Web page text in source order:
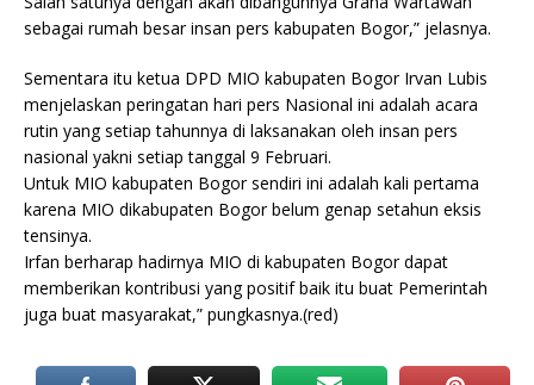
sebagai rumah besar insan pers kabupaten Bogor,” jelasnya.
Sementara itu ketua DPD MIO kabupaten Bogor Irvan Lubis
menjelaskan peringatan hari pers Nasional ini adalah acara
rutin yang setiap tahunnya di laksanakan oleh insan pers
nasional yakni setiap tanggal 9 Februari.
Untuk MIO kabupaten Bogor sendiri ini adalah kali pertama
karena MIO dikabupaten Bogor belum genap setahun eksis
tensinya.
Irfan berharap hadirnya MIO di kabupaten Bogor dapat
memberikan kontribusi yang positif baik itu buat Pemerintah
juga buat masyarakat,” pungkasnya.(red)